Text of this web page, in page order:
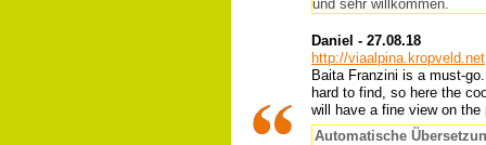
und sehr willkommen.
Daniel - 27.08.18
http://viaalpina.kropveld.net
Baita Franzini is a must-
hard to find, so here the
will have a fine view on
Automatische